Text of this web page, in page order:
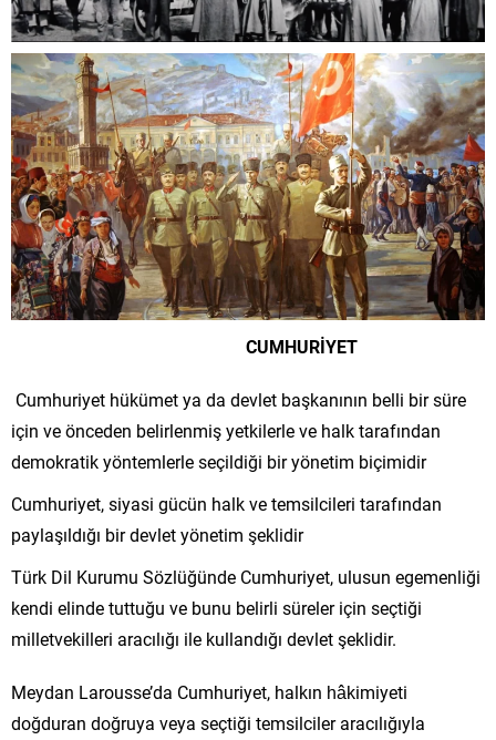
CUMHURİYET
Cumhuriyet hükümet ya da devlet başkanının belli bir süre
için ve önceden belirlenmiş yetkilerle ve halk tarafından
demokratik yöntemlerle seçildiği bir yönetim biçimidir
Cumhuriyet, siyasi gücün halk ve temsilcileri tarafından
paylaşıldığı bir devlet yönetim şeklidir
Türk Dil Kurumu Sözlüğünde Cumhuriyet, ulusun egemenliği
kendi elinde tuttuğu ve bunu belirli süreler için seçtiği
milletvekilleri aracılığı ile kullandığı devlet şeklidir.
Meydan Larousse’da Cumhuriyet, halkın hâkimiyeti
doğduran doğruya veya seçtiği temsilciler aracılığıyla